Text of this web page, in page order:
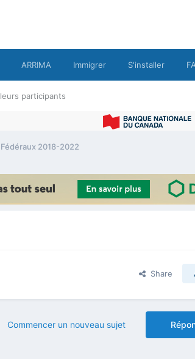
participants
ARRIMA Immigrer S'installer
2018-2022
Share
Commencer un nouveau sujet